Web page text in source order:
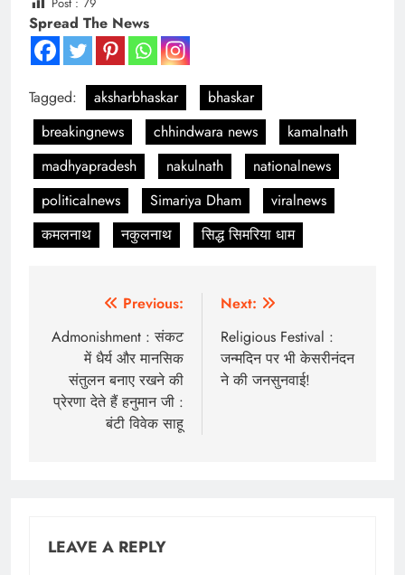
Post : 79
Spread The News
Tagged: aksharbhaskar
bhaskar
breakingnews
chhindwara news
kamalnath
madhyapradesh
nakulnath
nationalnews
politicalnews
Simariya Dham
viralnews
कमलनाथ
नकुलनाथ सिद्ध सिमरिया धाम
navigation
Previous:
Admonishment : संकट
में धैर्य और मानसिक
संतुलन बनाए रखने की
प्रेरणा देते हैं हनुमान जी :
बंटी विवेक साहू
Next:
Religious Festival :
जन्मदिन पर भी केसरीनंदन
ने की जनसुनवाई!
LEAVE A REPLY